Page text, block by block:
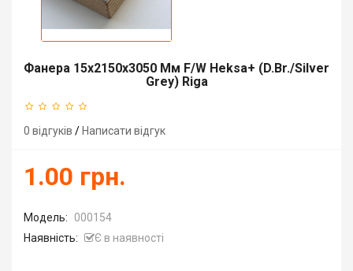
Фанера 15х2150х3050 Мм F/W Heksa+ (d.br./silver
Grey) Riga
0 відгуків / Написати відгук
1.00 грн.
Модель:
000154
Наявність:
Є в наявності